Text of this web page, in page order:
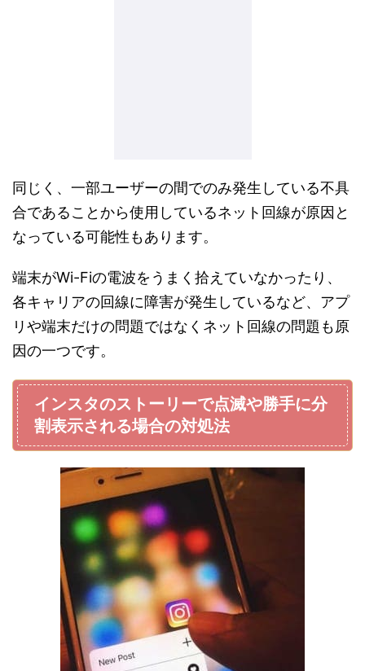
同じく、一部ユーザーの間でのみ発生している不具
合であることから使用しているネット回線が原因と
なっている可能性もあります。
端末がWi-Fiの電波をうまく拾えていなかったり、
各キャリアの回線に障害が発生しているなど、アプ
リや端末だけの問題ではなくネット回線の問題も原
因の一つです。
インスタのストーリーで点滅や勝手に分
割表示される場合の対処法